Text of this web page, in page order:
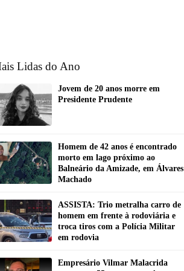
Lidas do Ano
Jovem de 20 anos morre em
Presidente Prudente
Homem de 42 anos é encontrado
morto em lago próximo ao
Balneário da Amizade, em Álvares
Machado
ASSISTA: Trio metralha carro de
homem em frente à rodoviária e
troca tiros com a Polícia Militar
em rodovia
Empresário Vilmar Malacrida